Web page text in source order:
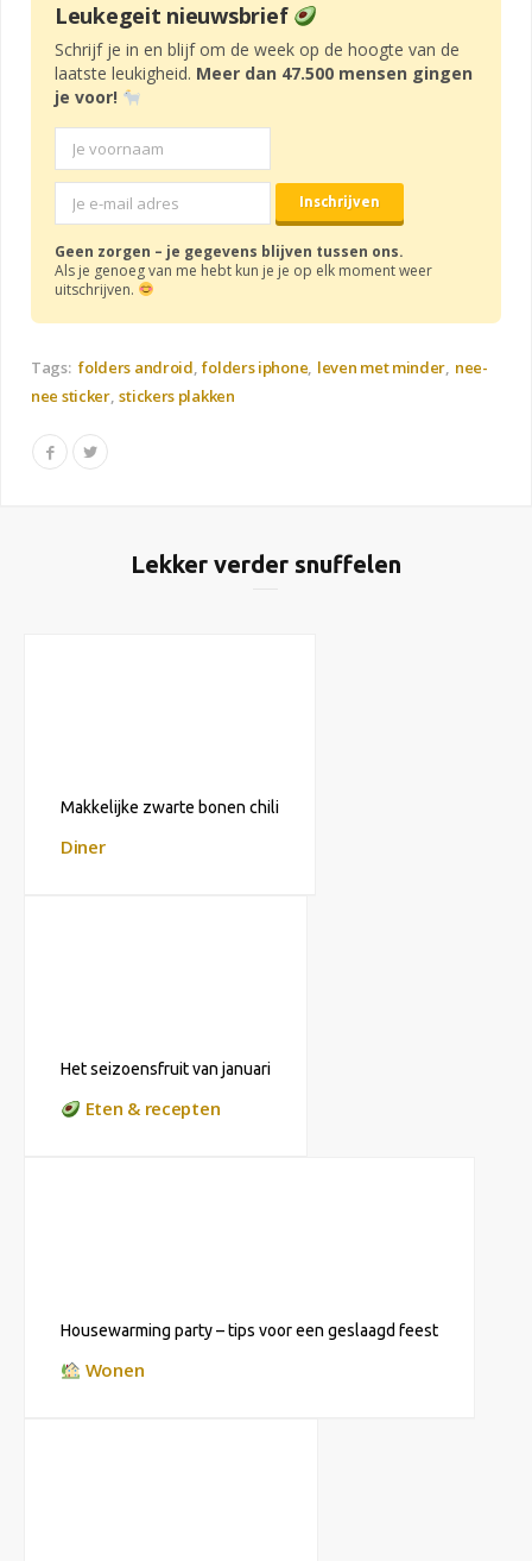
Leukegeit nieuwsbrief
Schrijf je in en blijf om de week op de hoogte van de
laatste leukigheid. Meer dan 47.500 mensen gingen
je voor!
Geen zorgen – je gegevens blijven tussen ons.
Als je genoeg van me hebt kun je je op elk moment weer
uitschrijven.
Tags: folders android folders iphone leven met minder nee-
nee sticker stickers plakken
Lekker verder snuffelen
Makkelijke zwarte bonen chili
Diner
Het seizoensfruit van januari
Eten & recepten
Housewarming party – tips voor een geslaagd feest
Wonen